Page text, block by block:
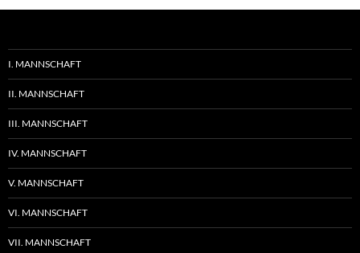
I. MANNSCHAFT
II. MANNSCHAFT
III. MANNSCHAFT
IV. MANNSCHAFT
V. MANNSCHAFT
VI. MANNSCHAFT
VII. MANNSCHAFT